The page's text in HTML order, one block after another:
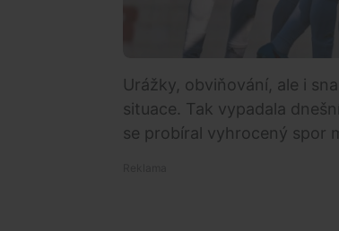
Urážky, obviňování, ale i
situace. Tak vypadala
se probíral vyhrocený spor